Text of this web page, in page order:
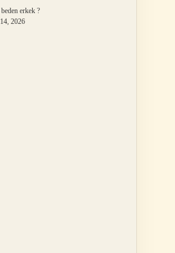
erkek ?
2026